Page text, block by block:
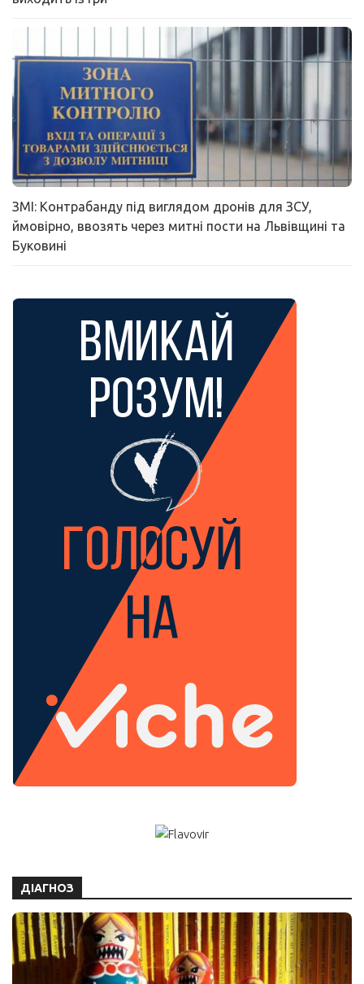
ЗМІ: Контрабанду під виглядом дронів для ЗСУ,
ймовірно, ввозять через митні пости на Львівщині та
Буковині
ДІАГНОЗ